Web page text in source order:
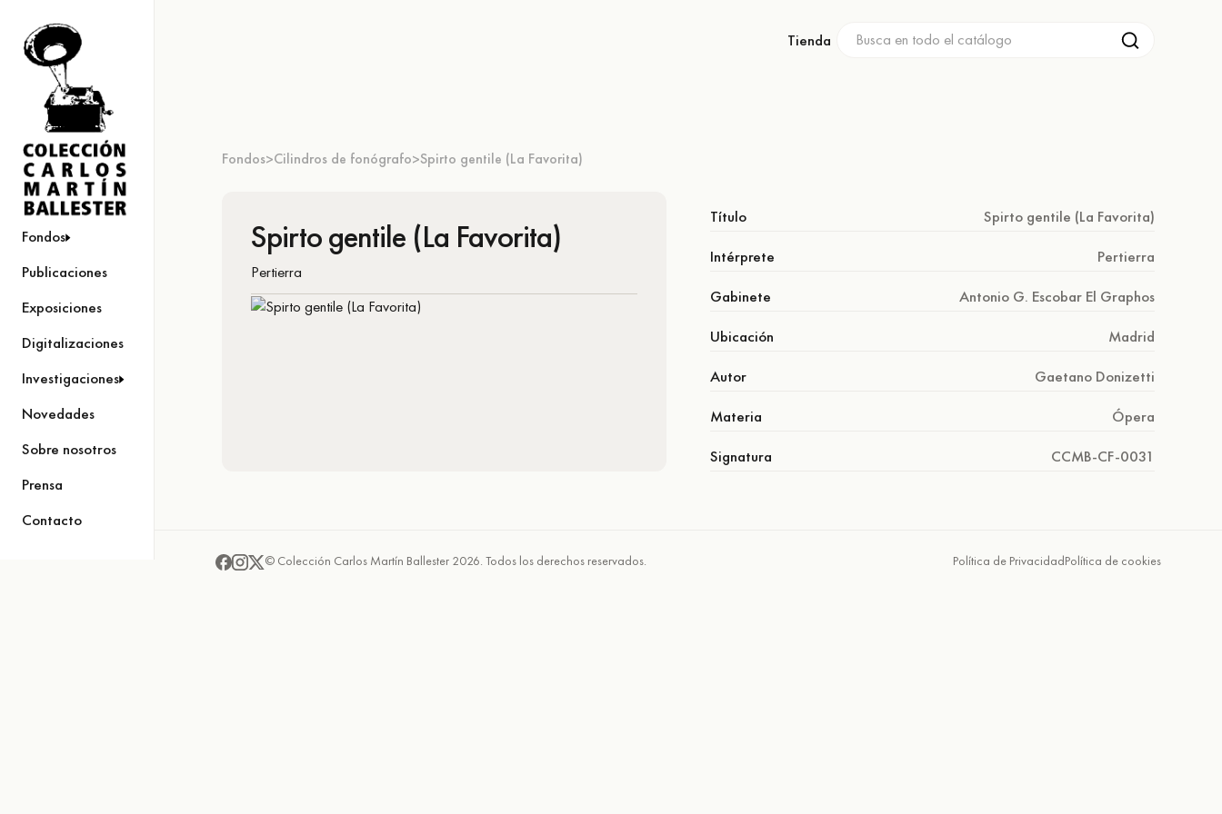
Fondos
Publicaciones
Exposiciones
Digitalizaciones
Investigaciones
Novedades
Sobre nosotros
Prensa
Contacto
Tienda
Fondos>Cilindros de fonógrafo>Spirto gentile (La Favorita)
Spirto gentile (La Favorita)
Pertierra
Título
Spirto gentile (La Favorita)
Intérprete
Pertierra
Gabinete
Antonio G. Escobar El Graphos
Ubicación
Madrid
Autor
Gaetano Donizetti
Materia
Ópera
Signatura
CCMB-CF-0031
© Colección Carlos Martín Ballester 2026. Todos los derechos reservados. Política de PrivacidadPolítica de cookies